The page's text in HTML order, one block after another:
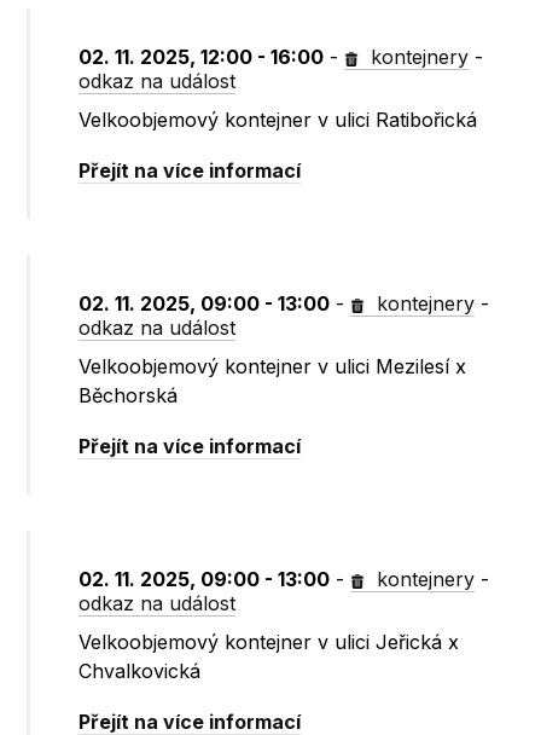
02. 11. 2025, 12:00 - 16:00 - kontejnery -
odkaz na událost
Velkoobjemový kontejner v ulici Ratibořická
Přejít na více informací
02. 11. 2025, 09:00 - 13:00 - kontejnery -
odkaz na událost
Velkoobjemový kontejner v ulici Mezilesí x
Běchorská
Přejít na více informací
02. 11. 2025, 09:00 - 13:00 - kontejnery -
odkaz na událost
Velkoobjemový kontejner v ulici Jeřická x
Chvalkovická
Přejít na více informací